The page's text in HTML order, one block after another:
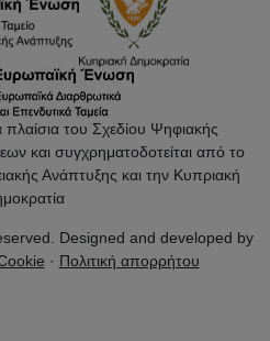
του Σχεδίου Ψηφιακής
και συγχρηματοδοτείται από το
Ανάπτυξης και την Κυπριακή
Designed and developed by
· Πολιτική απορρήτου